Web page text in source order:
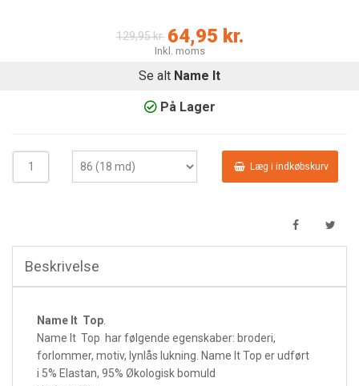
129,95 kr. 64,95 kr.
Inkl. moms
Se alt Name It
På Lager
Læg i indkøbskurv
Beskrivelse
Name It Top
Name It Top har følgende egenskaber: broderi,
forlommer, motiv, lynlås lukning. Name It Top er udført
i 5% Elastan, 95% Økologisk bomuld